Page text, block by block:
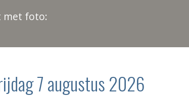
met foto:
7 augustus 2026